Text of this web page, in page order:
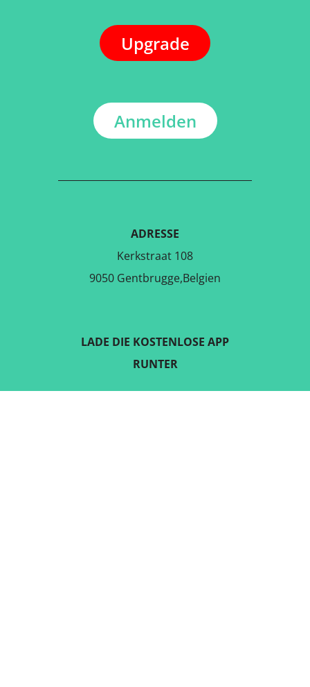
Upgrade
Anmelden
ADRESSE
Kerkstraat 108
9050 Gentbrugge,Belgien
LADE DIE KOSTENLOSE APP
RUNTER